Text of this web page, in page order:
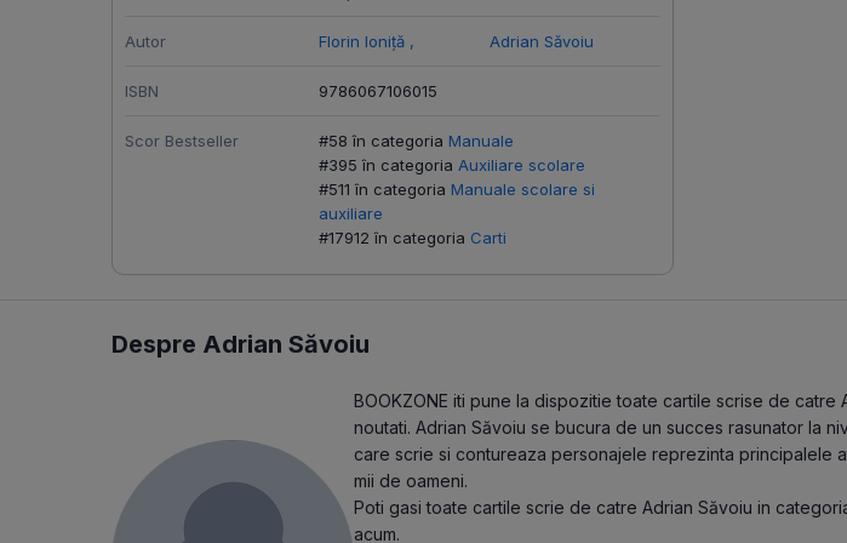
Autor Florin Ioniță , Adrian Săvoiu
ISBN 9786067106015
Scor Bestseller #58 în categoria Manuale
#395 în categoria Auxiliare scolare
#511 în categoria Manuale scolare si
auxiliare
#17912 în categoria Carti
Despre Adrian Săvoiu
BOOKZONE iti pune la dispozitie toate cartile scrise de
noutati. Adrian Săvoiu se bucura de un succes rasunator la
care scrie si contureaza personajele reprezinta principalele
mii de oameni.
Poti gasi toate cartile scrie de catre Adrian Săvoiu in
acum.